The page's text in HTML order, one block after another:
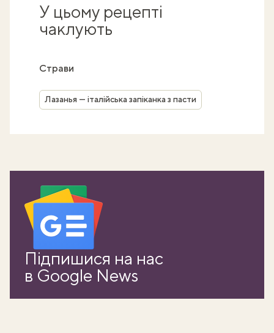
У цьому рецепті
чаклують
Страви
Лазанья — італійська запіканка з пасти
Підпишися на нас
в Google News